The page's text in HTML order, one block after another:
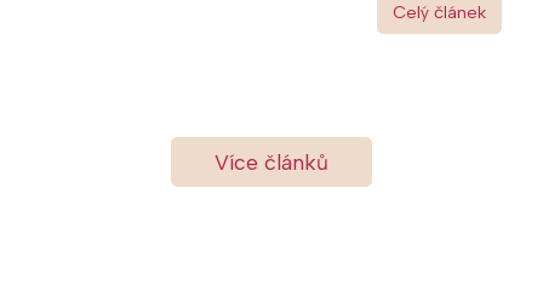
Celý článek
Více článků